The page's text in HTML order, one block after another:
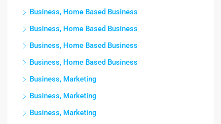
Business, Home Based Business
Business, Home Based Business
Business, Home Based Business
Business, Home Based Business
Business, Marketing
Business, Marketing
Business, Marketing